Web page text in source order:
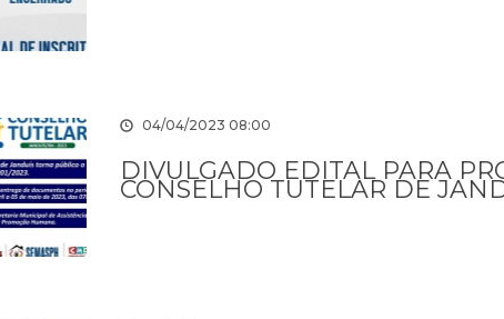
04/04/2023 08:00
DIVULGADO EDITAL PARA
CONSELHO TUTELAR DE